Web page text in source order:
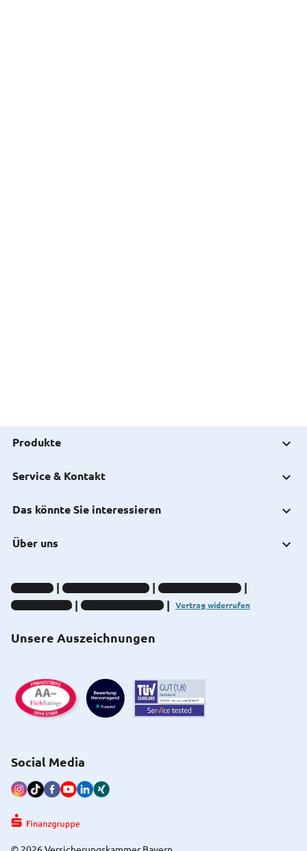
Produkte
Service & Kontakt
Das könnte Sie interessieren
Über uns
Unsere Auszeichnungen
Impressum Datenschutz-Hinweise
Compliance-Hinweise
Barrierefreiheit
Cookie-Einstellungen Vertrag widerrufen
Social Media